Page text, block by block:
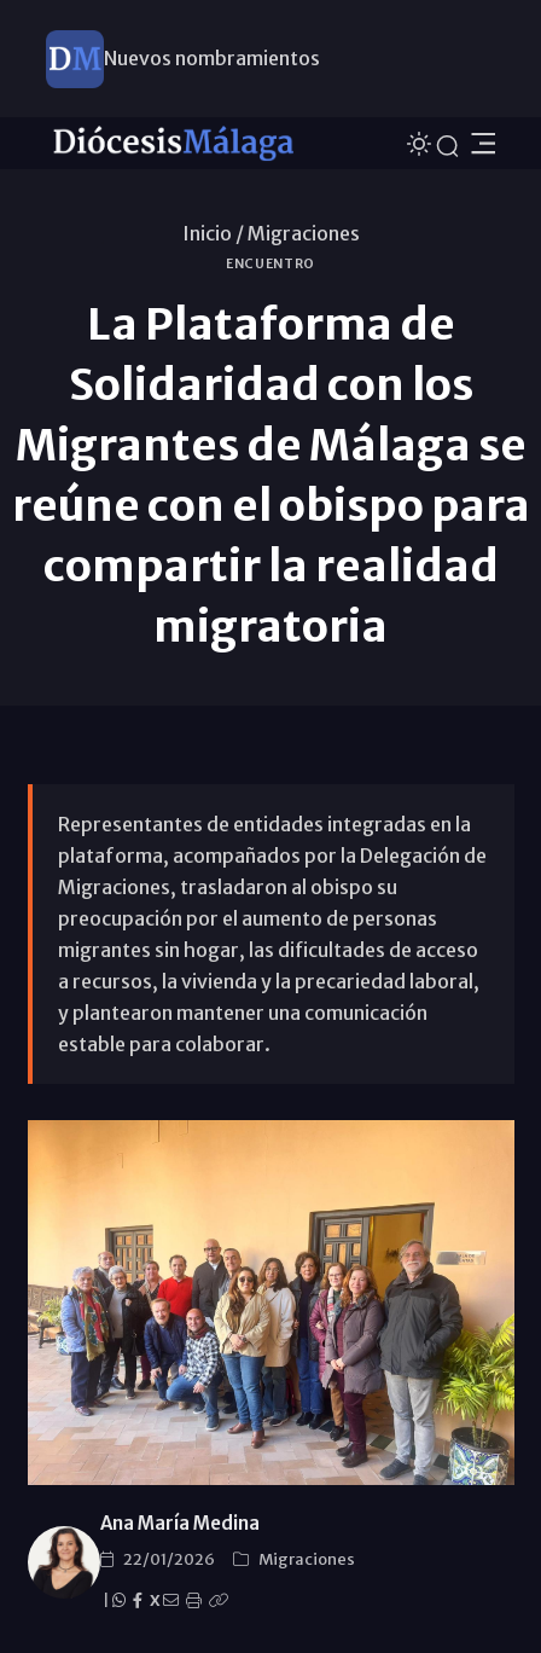
Nuevos nombramientos
Inicio /Migraciones
ENCUENTRO
La Plataforma de
Solidaridad con los
Migrantes de Málaga se
reúne con el obispo para
compartir la realidad
migratoria
Representantes de entidades integradas en la
plataforma, acompañados por la Delegación de
Migraciones, trasladaron al obispo su
preocupación por el aumento de personas
migrantes sin hogar, las dificultades de acceso
a recursos, la vivienda y la precariedad laboral,
y plantearon mantener una comunicación
estable para colaborar.
Ana María Medina
22/01/2026
Migraciones
X